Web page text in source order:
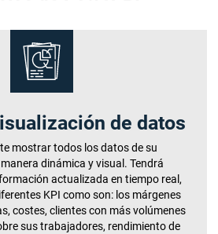
de datos
mostrar todos los datos de su
dinámica y visual. Tendrá
actualizada en tiempo real,
KPI como son: los márgenes
costes, clientes con más volúmenes
sus trabajadores, rendimiento de